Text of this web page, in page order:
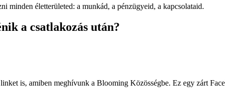
minden életterületed: a munkád, a pénzügyeid, a kapcsolataid.
a csatlakozás után?
is, amiben meghívunk a Blooming Közösségbe. Ez egy zárt